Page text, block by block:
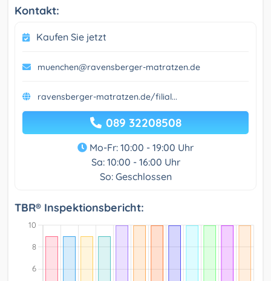
Kontakt:
Kaufen Sie jetzt
muenchen@ravensberger-matratzen.de
ravensberger-matratzen.de/filial...
089 32208508
Mo-Fr: 10:00 - 19:00 Uhr
Sa: 10:00 - 16:00 Uhr
So: Geschlossen
TBR® Inspektionsbericht: